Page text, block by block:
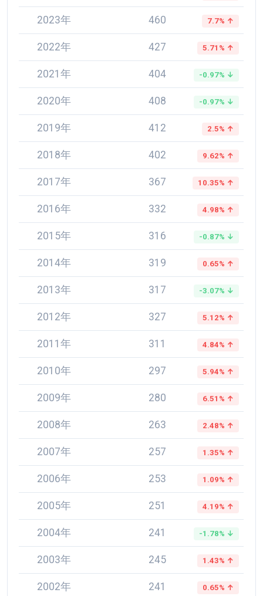
2023年 460 7.7% ↑
2022年 427 5.71% ↑
2021年 404 -0.97% ↓
2020年 408 -0.97% ↓
2019年 412 2.5% ↑
2018年 402 9.62% ↑
2017年 367 10.35% ↑
2016年 332 4.98% ↑
2015年 316 -0.87% ↓
2014年 319 0.65% ↑
2013年 317 -3.07% ↓
2012年 327 5.12% ↑
2011年 311 4.84% ↑
2010年 297 5.94% ↑
2009年 280 6.51% ↑
2008年 263 2.48% ↑
2007年 257 1.35% ↑
2006年 253 1.09% ↑
2005年 251 4.19% ↑
2004年 241 -1.78% ↓
2003年 245 1.43% ↑
2002年 241 0.65% ↑